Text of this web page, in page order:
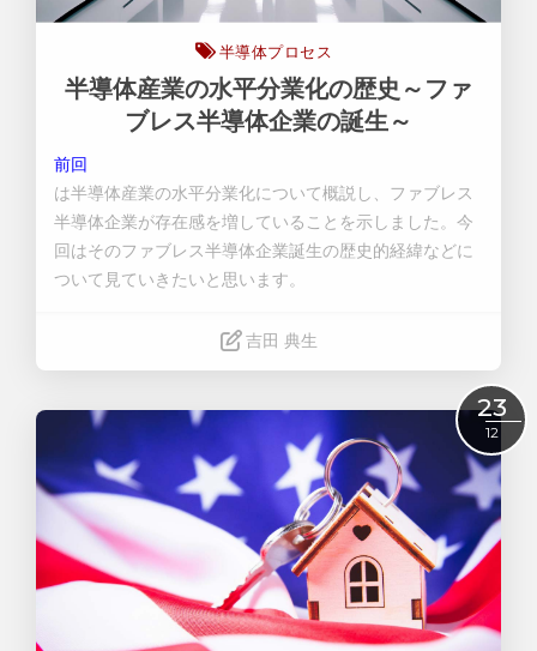
半導体プロセス
半導体産業の水平分業化の歴史～ファ
ブレス半導体企業の誕生～
前回
は半導体産業の水平分業化について概説し、ファブレス
半導体企業が存在感を増していることを示しました。今
回はそのファブレス半導体企業誕生の歴史的経緯などに
ついて見ていきたいと思います。
吉田 典生
23
12